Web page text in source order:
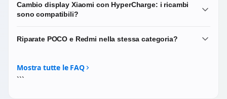
ultime generazioni. Le serie Ultra hanno sensori
fotografici di grandi dimensioni e moduli ottici Leica
effettuiamo la sostituzione completa del modulo
Cambio display Xiaomi con HyperCharge: i ricambi
sono compatibili?
compatibili con i protocolli di ricarica HyperCharge e
Riparate POCO e Redmi nella stessa categoria?
sub-brand del gruppo Xiaomi ma con architetture e
ricambi spesso diversi: vai nelle rispettive sezioni del sito.
Mostra tutte le FAQ
```